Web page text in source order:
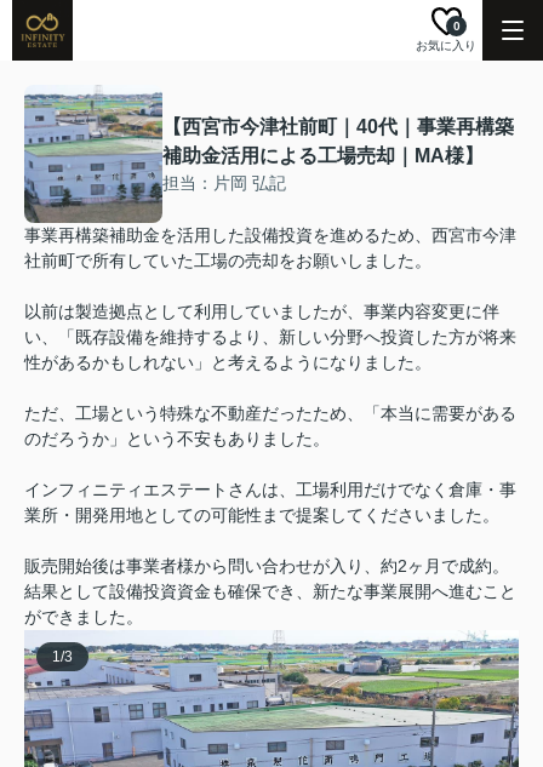
お気に入り
0
【西宮市今津社前町｜40代｜事業再構築
補助金活用による工場売却｜MA様】
担当：片岡 弘記
事業再構築補助金を活用した設備投資を進めるため、西宮市今津
社前町で所有していた工場の売却をお願いしました。
以前は製造拠点として利用していましたが、事業内容変更に伴
い、「既存設備を維持するより、新しい分野へ投資した方が将来
性があるかもしれない」と考えるようになりました。
ただ、工場という特殊な不動産だったため、「本当に需要がある
のだろうか」という不安もありました。
インフィニティエステートさんは、工場利用だけでなく倉庫・事
業所・開発用地としての可能性まで提案してくださいました。
販売開始後は事業者様から問い合わせが入り、約2ヶ月で成約。
結果として設備投資資金も確保でき、新たな事業展開へ進むこと
ができました。
1/3